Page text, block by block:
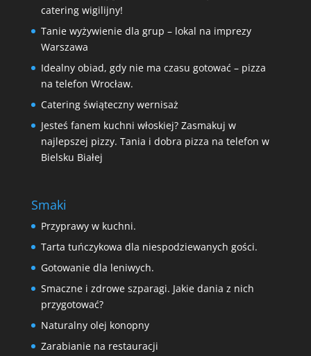
catering wigilijny!
Tanie wyżywienie dla grup – lokal na imprezy
Warszawa
Idealny obiad, gdy nie ma czasu gotować – pizza
na telefon Wrocław.
Catering świąteczny wernisaż
Jesteś fanem kuchni włoskiej? Zasmakuj w
najlepszej pizzy. Tania i dobra pizza na telefon w
Bielsku Białej
Smaki
Przyprawy w kuchni.
Tarta tuńczykowa dla niespodziewanych gości.
Gotowanie dla leniwych.
Smaczne i zdrowe szparagi. Jakie dania z nich
przygotować?
Naturalny olej konopny
Zarabianie na restauracji